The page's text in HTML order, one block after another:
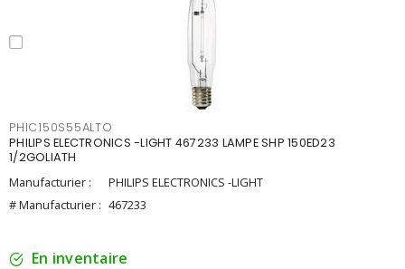
PHIC150S55ALTO
PHILIPS ELECTRONICS -LIGHT 467233 LAMPE SHP 150ED23
1/2GOLIATH
Manufacturier :
PHILIPS ELECTRONICS -LIGHT
# Manufacturier : 467233
En inventaire